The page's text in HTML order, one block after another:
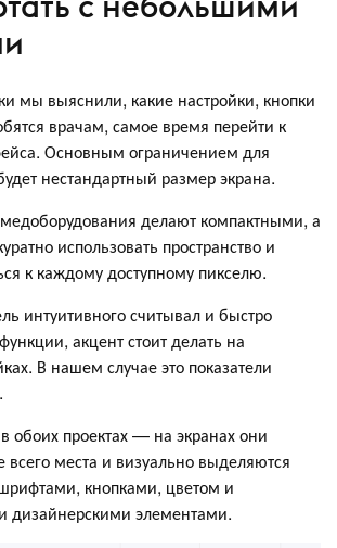
мы выяснили, какие настройки, кнопки
врачам, самое время перейти к
Основным ограничением для
нестандартный размер экрана.
делают компактными, а
использовать пространство и
к каждому доступному пикселю.
интуитивного считывал и быстро
акцент стоит делать на
В нашем случае это показатели
проектах — на экранах они
места и визуально выделяются
кнопками, цветом и
дизайнерскими элементами.